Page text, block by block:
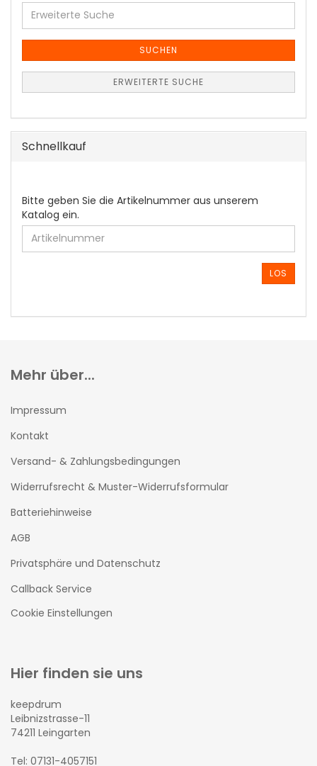
Erweiterte
Suche
SUCHEN
ERWEITERTE SUCHE
Schnellkauf
BITTE
GEBEN
SIE
DIE
ARTIKELNUMMER
EIN.
Bitte geben Sie die Artikelnummer aus unserem
Katalog ein.
LOS
Mehr über...
Impressum
Kontakt
Versand- & Zahlungsbedingungen
Widerrufsrecht & Muster-Widerrufsformular
Batteriehinweise
AGB
Privatsphäre und Datenschutz
Callback Service
Cookie Einstellungen
Hier finden sie uns
keepdrum
Leibnizstrasse-11
74211 Leingarten
Tel: 07131-4057151